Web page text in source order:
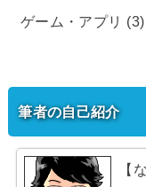
ゲーム・アプリ (3)
筆者の自己紹介
【